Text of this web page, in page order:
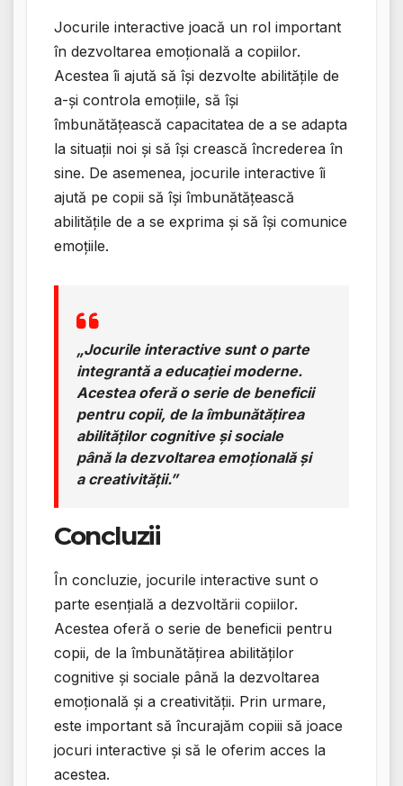
Jocurile interactive joacă un rol important
în dezvoltarea emoțională a copiilor.
Acestea îi ajută să își dezvolte abilitățile de
a-și controla emoțiile, să își
îmbunătățească capacitatea de a se adapta
la situații noi și să își crească încrederea în
sine. De asemenea, jocurile interactive îi
ajută pe copii să își îmbunătățească
abilitățile de a se exprima și să își comunice
emoțiile.
„Jocurile interactive sunt o parte
integrantă a educației moderne.
Acestea oferă o serie de beneficii
pentru copii, de la îmbunătățirea
abilităților cognitive și sociale
până la dezvoltarea emoțională și
a creativității.”
Concluzii
În concluzie, jocurile interactive sunt o
parte esențială a dezvoltării copiilor.
Acestea oferă o serie de beneficii pentru
copii, de la îmbunătățirea abilităților
cognitive și sociale până la dezvoltarea
emoțională și a creativității. Prin urmare,
este important să încurajăm copiii să joace
jocuri interactive și să le oferim acces la
acestea.